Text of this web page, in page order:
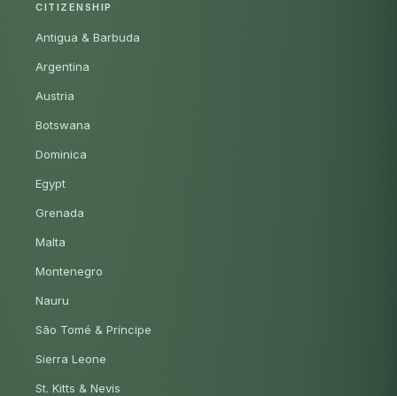
CITIZENSHIP
Antigua & Barbuda
Argentina
Austria
Botswana
Dominica
Egypt
Grenada
Malta
Montenegro
Nauru
São Tomé & Príncipe
Sierra Leone
St. Kitts & Nevis